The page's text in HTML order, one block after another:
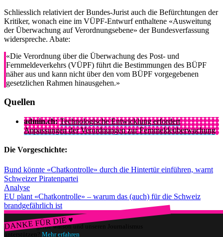
Schliesslich relativiert der Bundes-Jurist auch die Befürchtungen der
Kritiker, wonach eine im VÜPF-Entwurf enthaltene «Ausweitung
der Überwachung auf Verordnungsebene» der Bundesverfassung
widerspreche. Abate:
«Die Verordnung über die Überwachung des Post- und
Fernmeldeverkehrs (VÜPF) führt die Bestimmungen des BÜPF
näher aus und kann nicht über den vom BÜPF vorgegebenen
gesetzlichen Rahmen hinausgehen.»
Quellen
admin.ch: Technologische Entwicklung erfordert
Anpassungen der Verordnungen zur Fernmeldeüberwachung
Die Vorgeschichte:
Bund könnte «Chatkontrolle» durch die Hintertür einführen, warnt
Schweizer Piratenpartei
Analyse
EU plant «Chatkontrolle» – warum das (auch) für die Schweiz
brandgefährlich ist
DANKE FÜR DIE ♥
Würdest du gerne watson und unseren Journalismus
unterstützen? Mehr erfahren